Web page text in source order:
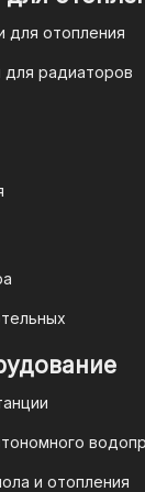
и ИП
оптовым
почту
com Россия"
в том, что мы
Ваши права,
для отопления
для радиаторов
и отопления